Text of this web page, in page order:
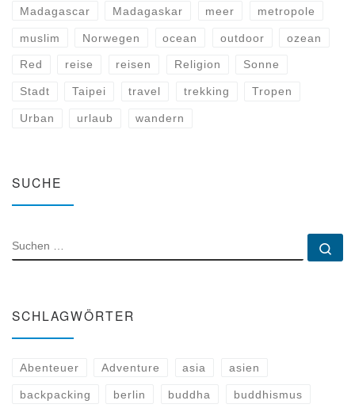
Madagascar Madagaskar meer metropole
muslim Norwegen ocean outdoor ozean
Red reise reisen Religion Sonne
Stadt Taipei travel trekking Tropen
Urban urlaub wandern
SUCHE
SUCHE
SCHLAGWÖRTER
Abenteuer Adventure asia asien
backpacking berlin buddha buddhismus